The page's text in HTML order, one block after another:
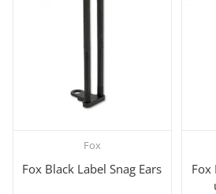
Fox
Fox Black Label Snag Ears
Fox